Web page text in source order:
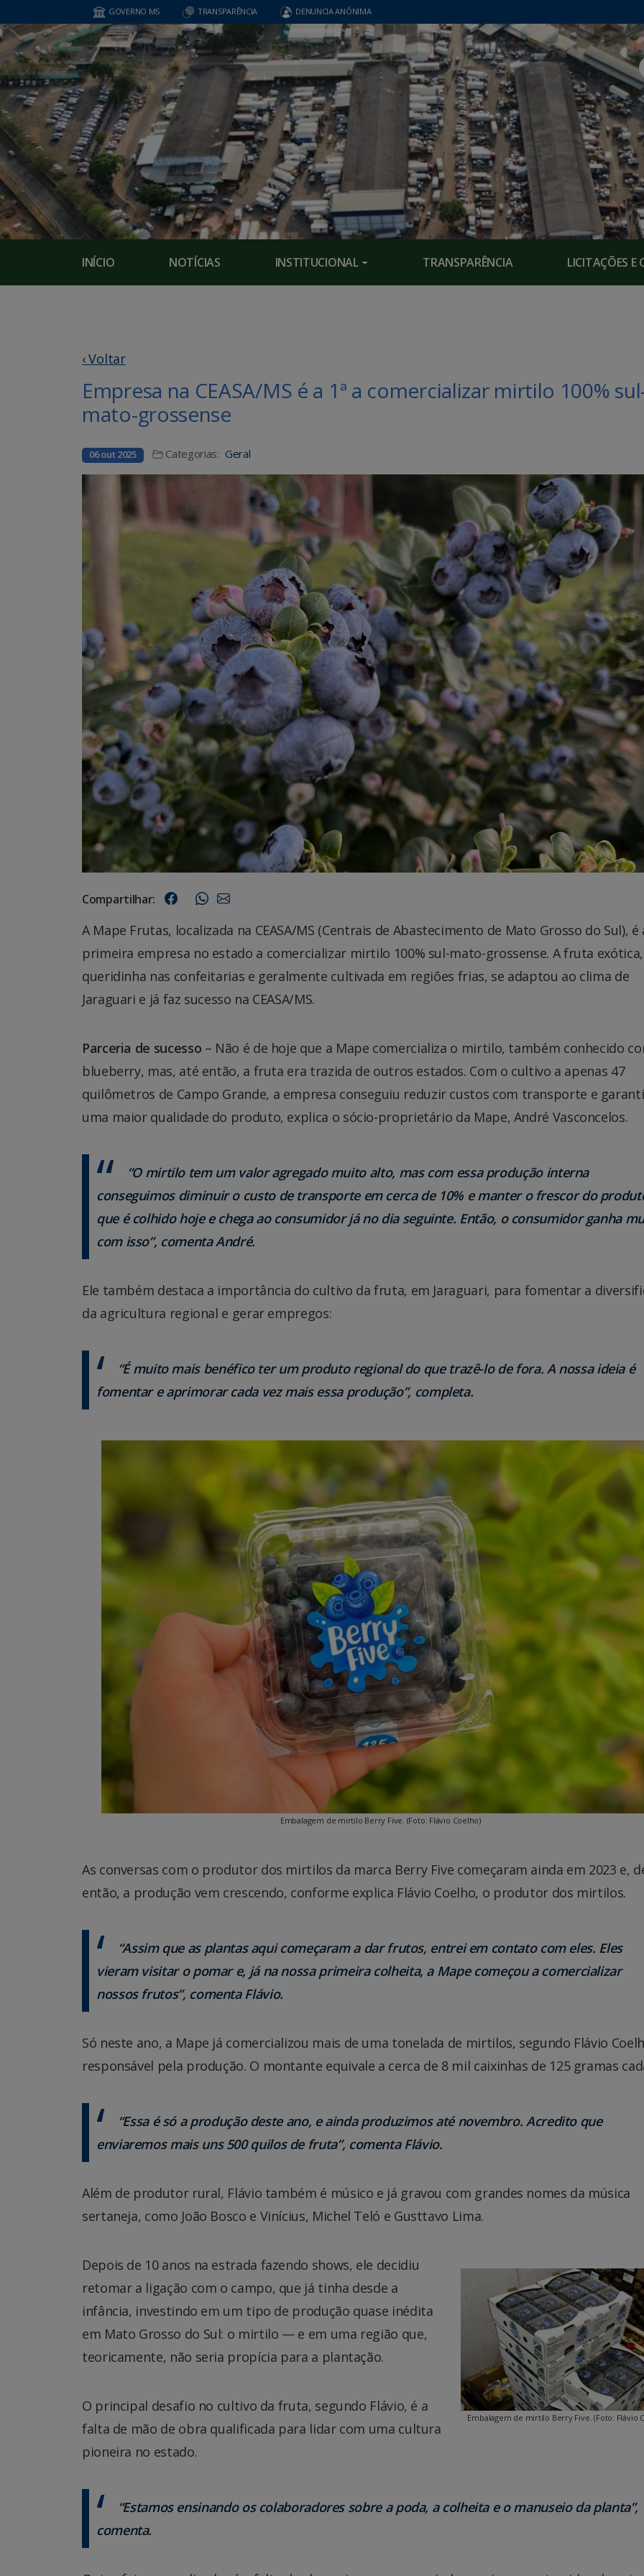
GOVERNO MS TRANSPARÊNCIA DENUNCIA ANÔNIMA
INÍCIO NOTÍCIAS INSTITUCIONAL TRANSPARÊNCIA LICITAÇÕES
‹ Voltar
Empresa na CEASA/MS é a 1ª a comercializar mirtilo 100%
mato-grossense
06 out 2025 Categorias: Geral
Compartilhar:
A Mape Frutas, localizada na CEASA/MS (Centrais de Abastecimento de Mato Grosso do Sul), é
primeira empresa no estado a comercializar mirtilo 100% sul-mato-grossense. A fruta exótica,
queridinha nas confeitarias e geralmente cultivada em regiões frias, se adaptou ao clima de
Jaraguari e já faz sucesso na CEASA/MS.
Parceria de sucesso – Não é de hoje que a Mape comercializa o mirtilo, também conhecido
blueberry, mas, até então, a fruta era trazida de outros estados. Com o cultivo a apenas 47
quilômetros de Campo Grande, a empresa conseguiu reduzir custos com transporte e
uma maior qualidade do produto, explica o sócio-proprietário da Mape, André Vasconcelos.
“O mirtilo tem um valor agregado muito alto, mas com essa produção interna
conseguimos diminuir o custo de transporte em cerca de 10% e manter o frescor do
que é colhido hoje e chega ao consumidor já no dia seguinte. Então, o consumidor ganha
com isso”, comenta André.
Ele também destaca a importância do cultivo da fruta, em Jaraguari, para fomentar a
da agricultura regional e gerar empregos:
“É muito mais benéfico ter um produto regional do que trazê-lo de fora. A nossa ideia é
fomentar e aprimorar cada vez mais essa produção”, completa.
Embalagem de mirtilo Berry Five. (Foto: Flávio Coelho)
As conversas com o produtor dos mirtilos da marca Berry Five começaram ainda em 2023 e,
então, a produção vem crescendo, conforme explica Flávio Coelho, o produtor dos mirtilos.
“Assim que as plantas aqui começaram a dar frutos, entrei em contato com eles. Eles
vieram visitar o pomar e, já na nossa primeira colheita, a Mape começou a comercializar
nossos frutos”, comenta Flávio.
Só neste ano, a Mape já comercializou mais de uma tonelada de mirtilos, segundo Flávio
responsável pela produção. O montante equivale a cerca de 8 mil caixinhas de 125 gramas
“Essa é só a produção deste ano, e ainda produzimos até novembro. Acredito que
enviaremos mais uns 500 quilos de fruta”, comenta Flávio.
Além de produtor rural, Flávio também é músico e já gravou com grandes nomes da música
sertaneja, como João Bosco e Vinícius, Michel Teló e Gusttavo Lima.
Embalagem de mirtilo Berry Five. (Foto: Flávio
Depois de 10 anos na estrada fazendo shows, ele decidiu
retomar a ligação com o campo, que já tinha desde a
infância, investindo em um tipo de produção quase inédita
em Mato Grosso do Sul: o mirtilo — e em uma região que,
teoricamente, não seria propícia para a plantação.
O principal desafio no cultivo da fruta, segundo Flávio, é a
falta de mão de obra qualificada para lidar com uma cultura
pioneira no estado.
“Estamos ensinando os colaboradores sobre a poda, a colheita e o manuseio da planta”,
comenta.